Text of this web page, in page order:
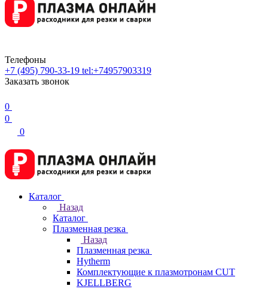
Телефоны
+7 (495) 790-33-19 tel:+74957903319
Заказать звонок
0
0
0
Каталог
Назад
Каталог
Плазменная резка
Назад
Плазменная резка
Hytherm
Комплектующие к плазмотронам CUT
KJELLBERG